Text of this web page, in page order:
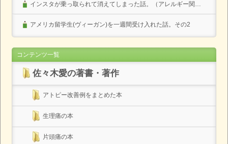
インスタが乗っ取られて消えてしまった話。（アレルギー関係なし）
アメリカ留学生(ヴィーガン)を一週間受け入れた話。その2
コンテンツ一覧
佐々木愛の著書・著作
アトピー改善例をまとめた本
生理痛の本
片頭痛の本